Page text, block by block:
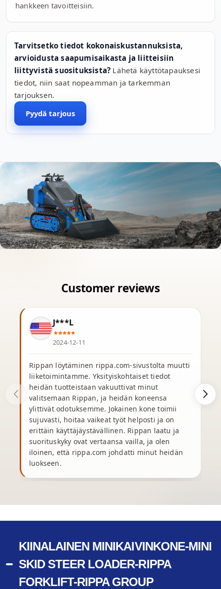
hankkeen tavoitteisiin.
Tarvitsetko tiedot kokonaiskustannuksista,
arvioidusta saapumisaikasta ja liitteisiin
liittyvistä suosituksista? Lähetä käyttötapauksesi
tiedot, niin saat nopeamman ja tarkemman
tarjouksen.
Pyydä tarjous
J***L
2024-12-11
Rippan löytäminen rippa.com-sivustolta muutti
liiketoimintamme. Yksityiskohtaiset tiedot
heidän tuotteistaan vakuuttivat minut
valitsemaan Rippan, ja heidän koneensa
ylittivät odotuksemme. Jokainen kone toimii
sujuvasti, hoitaa vaikeat työt helposti ja on
erittäin käyttäjäystävällinen. Rippan laatu ja
suorituskyky ovat vertaansa vailla, ja olen
iloinen, että rippa.com johdatti minut heidän
luokseen.
KIINALAINEN MINIKAIVINKONE-MINI
SKID STEER LOADER-RIPPA
FORKLIFT-RIPPA GROUP